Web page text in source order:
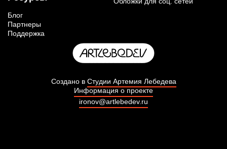
Блог
Партнеры
Поддержка
Создано в Студии Артемия Лебедева
Информация о проекте
ironov@artlebedev.ru